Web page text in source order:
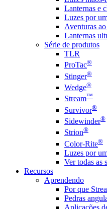
Lanternas e
Luzes por
Aventuras
Lanternas
Série de produtos
TLR
ProTac®
Stinger®
Wedge®
Stream™
Survivor®
Sidewinder®
Strion®
Color-Rite®
Luzes por
Ver todas as
Recursos
Aprendendo
Por que
Pedras
Aplicações